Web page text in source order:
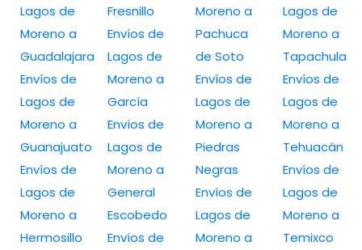
Lagos de
Moreno a
Guadalajara
Envíos de
Lagos de
Moreno a
Guanajuato
Envíos de
Lagos de
Moreno a
Hermosillo
Fresnillo
Envíos de
Lagos de
Moreno a
García
Envíos de
Lagos de
Moreno a
General
Escobedo
Envíos de
Moreno a
Pachuca
de Soto
Envíos de
Lagos de
Moreno a
Piedras
Negras
Envíos de
Lagos de
Moreno a
Lagos de
Moreno a
Tapachula
Envíos de
Lagos de
Moreno a
Tehuacán
Envíos de
Lagos de
Moreno a
Temixco